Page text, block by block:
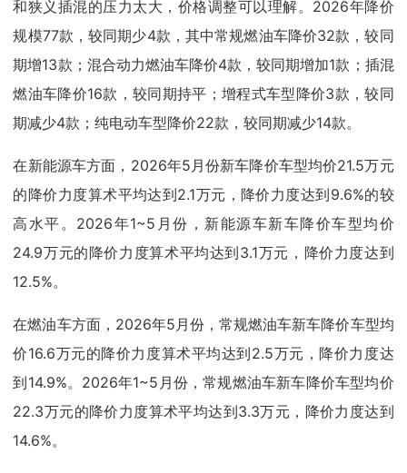
和狭义插混的压力太大，价格调整可以理解。2026年降价
规模77款，较同期少4款，其中常规燃油车降价32款，较同
期增13款；混合动力燃油车降价4款，较同期增加1款；插混
燃油车降价16款，较同期持平；增程式车型降价3款，较同
期减少4款；纯电动车型降价22款，较同期减少14款。
在新能源车方面，2026年5月份新车降价车型均价21.5万元
的降价力度算术平均达到2.1万元，降价力度达到9.6%的较
高水平。2026年1~5月份，新能源车新车降价车型均价
24.9万元的降价力度算术平均达到3.1万元，降价力度达到
12.5%。
在燃油车方面，2026年5月份，常规燃油车新车降价车型均
价16.6万元的降价力度算术平均达到2.5万元，降价力度达
到14.9%。2026年1~5月份，常规燃油车新车降价车型均价
22.3万元的降价力度算术平均达到3.3万元，降价力度达到
14.6%。